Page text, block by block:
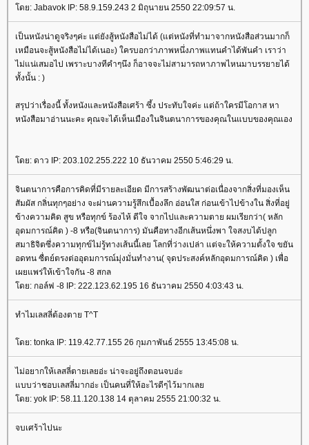
ดย: Jabavok IP: 58.9.159.243 2 มิถุนายน 2550 22:09:57 น.
เป็นหนังน่าดูจริงๆค่ะ แต่ยังสู้หนังสือไม่ได้ (แต่หนังที่ทำมาจากหนังสือส่วนมากก็
เหมือนจะสู้หนังสือไม่ได้เนอะ) ใครบอกว่าภาพหนึ่งภาพแทนคำได้พันคำ เราว่า
ไม่แน่เสมอไป เพราะบางทีคำๆนึง ก็อาจจะไม่สามารถหาภาพไหนมาบรรยายได้
ทั้งนั้น : )
สรุปว่าเรื่องนี้ ทั้งหนังและหนังสือเศร้า ซึ้ง ประทับใจค่ะ แต่ถ้าใครมีโอกาส หา
หนังสือมาอ่านนะคะ คุณจะได้เห็นเมืองในจินตนาการของคุณในแบบของคุณเอง
ดย: ดาว IP: 203.102.255.222 10 ธันวาคม 2550 5:46:29 น.
จินตนาการคือการคิดที่มีรายละเอียด มีการสร้างพัฒนาต่อเนื่องจากสิ่งที่มองเห็น
สัมผัส กลิ่นทุกๆอย่าง จะผ่านความรู้สึกเบื้องลึก อ่อนใส ก่อนเข้าไปข้างใน สิ่งที่อยู่
ข้างความคิด สูข หรือทุกข์ ร้องไห้ ดีใจ จากไปและความตาย ผมเรียกว่า( หลัก
อุดมการณ์คิด ) -8 หรือ(จินตนาการ) มันคือทางอีกเส้นหนึ่งพา ใจสงบได้ปลูก
สมาธิจิตซึ่งความทุกข์ไม่รู้ทางเส้นนี้เลย โลกที่ว่างเปล่า แต่จะให้ความตั้งใจ ขยัน
อดทน ซื่ตย์ตรงต่ออุดมการณ์มุ่งมั่นทำงาน( จุดประสงค์หลักอุดมการณ์คิด ) เพื่อ
เผยแพร่ให้เข้าใจกัน -8 สกล
ดย: กอล์ฟ -8 IP: 222.123.62.195 16 ธันวาคม 2550 4:03:43 น.
ทำไมเลสลี่ต้องตาย T^T
ดย: tonka IP: 119.42.77.155 26 กุมภาพันธ์ 2555 13:45:08 น.
ไม่อยากให้เลสลี่ตายเลยอ่ะ น่าจะอยู่ถึงตอนจบอ่ะ
บบว่าชอบเลสลี่มากอ่ะ เป็นคนที่ให้อะไรดีๆไว้มากเล
ดย: yok IP: 58.11.120.138 14 ตุลาคม 2555 21:00:32 น.
จบเศร้าไปนะ